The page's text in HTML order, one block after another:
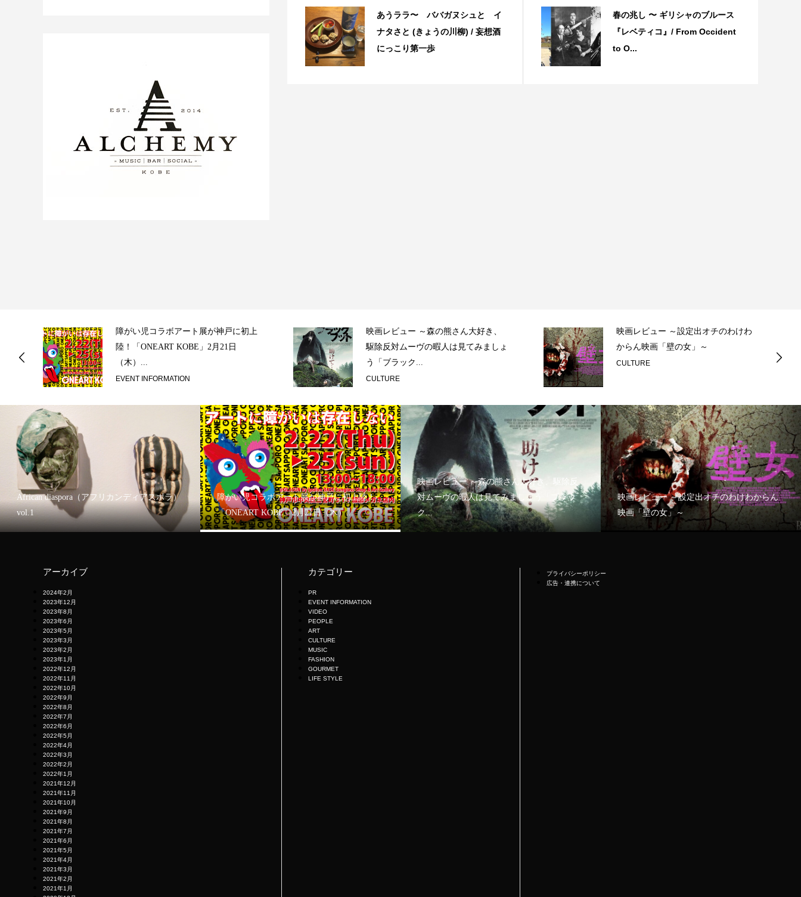
あうララ〜 ババガヌシュと イ
ナタさと (きょうの川柳) / 妄想酒
にっこり第一歩
春の兆し 〜 ギリシャのブルース
『レベティコ』/ From Occident
to O...
障がい児コラボアート展が神戸に初上
陸！「ONEART KOBE」2月21日
（木）...
EVENT INFORMATION
映画レビュー ～森の熊さん大好き、
駆除反対ムーヴの暇人は見てみましょ
う「ブラック...
CULTURE
映画レビュー ～設定出オチのわけわ
からん映画「壁の女」～
CULTURE
African diaspora（アフリカンディアスポラ）
vol.1
障がい児コラボアート展が神戸に初上陸！
「ONEART KOBE」2月21日（木）...
映画レビュー ～森の熊さん大好き、駆除反
対ムーヴの暇人は見てみましょう「ブラッ
ク...
映画レビュー ～設定出オチのわけわからん
映画「壁の女」～
アーカイブ
2024年2月
2023年12月
2023年8月
2023年6月
2023年5月
2023年3月
2023年2月
2023年1月
2022年12月
2022年11月
2022年10月
2022年9月
2022年8月
2022年7月
2022年6月
2022年5月
2022年4月
2022年3月
2022年2月
2022年1月
2021年12月
2021年11月
2021年10月
2021年9月
2021年8月
2021年7月
2021年6月
2021年5月
2021年4月
2021年3月
2021年2月
2021年1月
カテゴリー
PR
EVENT INFORMATION
VIDEO
PEOPLE
ART
CULTURE
MUSIC
FASHION
GOURMET
LIFE STYLE
プライバシーポリシー
広告・連携について